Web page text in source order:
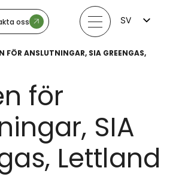
oss
SV
LV
FÖR ANSLUTNINGAR, SIA GREENGAS,
för
SIA
Lettland